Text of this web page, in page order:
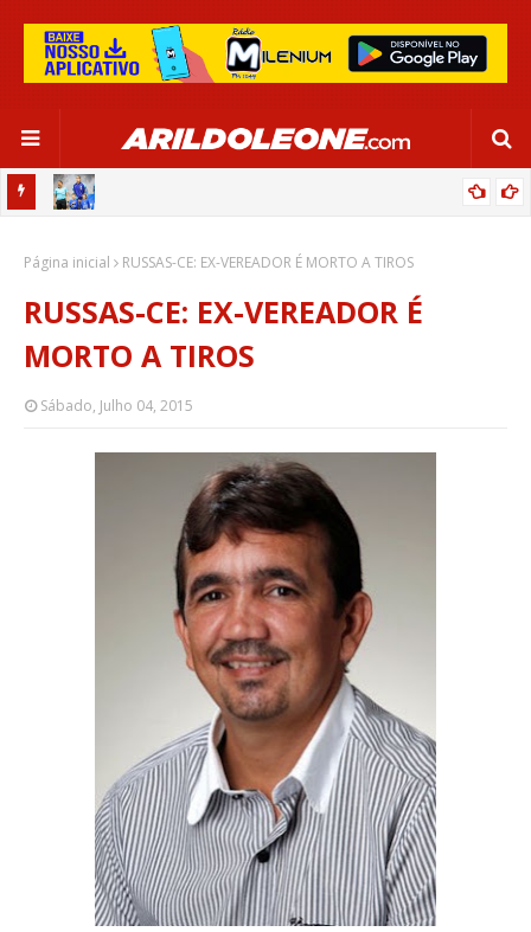
SALVADOR
Página inicial RUSSAS-CE: EX-VEREADOR É MORTO A TIROS
RUSSAS-CE: EX-VEREADOR É
MORTO A TIROS
Sábado, Julho 04, 2015